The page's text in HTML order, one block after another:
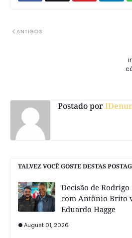
ANTIGOS
Postado por
TALVEZ VOCÊ GOSTE DESTAS
Decisão de
com Antônio Brito
Eduardo Hagge
August 01, 2026